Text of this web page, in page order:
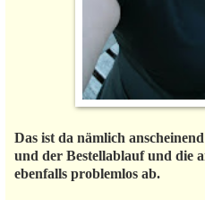
Das ist da nämlich
und der Bestellablauf und die
ebenfalls problemlos ab.